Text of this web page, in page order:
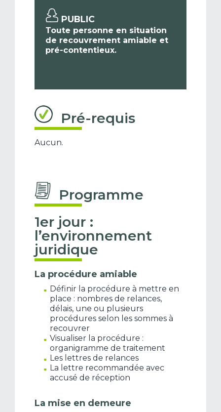
PUBLIC
Toute personne en situation
de recouvrement amiable et
pré-contentieux.
Pré-requis
Aucun.
Programme
1er jour :
l’environnement
juridique
La procédure amiable
Définir la procédure à mettre en
place : nombres de relances,
délais, une ou plusieurs
procédures selon les sommes à
recouvrer
Visualiser la procédure :
organigramme de traitement
Les lettres de relances
La lettre recommandée avec
accusé de réception
La mise en demeure